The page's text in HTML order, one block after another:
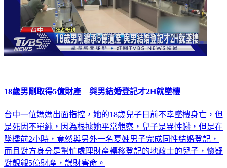
18歲男剛取得5億財產 與男結婚登記才2H就墜樓
台中一位媽媽出面指控，她的18歲兒子日前不幸墜樓身亡，但
是死因不單純，因為根據她平常觀察，兒子是異性戀，但是在
墜樓前2小時，竟然與另外一名夏姓男子完成同性結婚登記，
而且對方身分是幫忙處理財產轉移登記的地政士的兒子，懷疑
對覬覦5億財產，謀財害命。